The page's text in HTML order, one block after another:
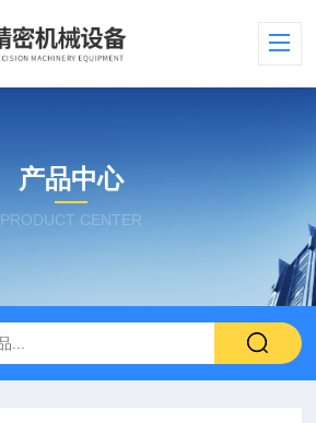
产品中心
PRODUCT CENTER